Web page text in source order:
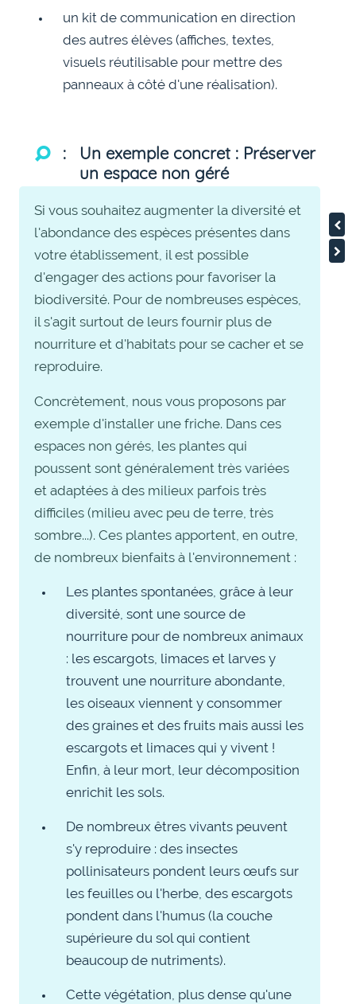
un kit de communication en direction
des autres élèves (affiches, textes,
visuels réutilisable pour mettre des
panneaux à côté d'une réalisation).
Un exemple concret : Préserver
un espace non géré
Si vous souhaitez augmenter la diversité et
l'abondance des espèces présentes dans
votre établissement, il est possible
d'engager des actions pour favoriser la
biodiversité. Pour de nombreuses espèces,
il s'agit surtout de leurs fournir plus de
nourriture et d'habitats pour se cacher et se
reproduire.
Concrètement, nous vous proposons par
exemple d'installer une friche. Dans ces
espaces non gérés, les plantes qui
poussent sont généralement très variées
et adaptées à des milieux parfois très
difficiles (milieu avec peu de terre, très
sombre...). Ces plantes apportent, en outre,
de nombreux bienfaits à l'environnement :
Les plantes spontanées, grâce à leur
diversité, sont une source de
nourriture pour de nombreux animaux
: les escargots, limaces et larves y
trouvent une nourriture abondante,
les oiseaux viennent y consommer
des graines et des fruits mais aussi les
escargots et limaces qui y vivent !
Enfin, à leur mort, leur décomposition
enrichit les sols.
De nombreux êtres vivants peuvent
s'y reproduire : des insectes
pollinisateurs pondent leurs œufs sur
les feuilles ou l'herbe, des escargots
pondent dans l'humus (la couche
supérieure du sol qui contient
beaucoup de nutriments).
Cette végétation, plus dense qu'une